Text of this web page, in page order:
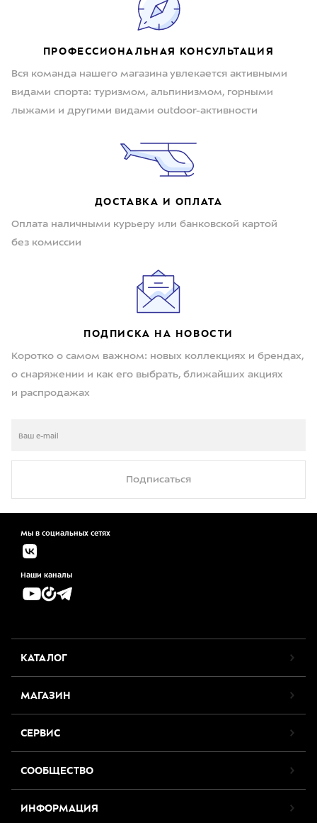
ПРОФЕССИОНАЛЬНАЯ КОНСУЛЬТАЦИЯ
Вся команда нашего магазина увлекается активными
видами спорта: туризмом, альпинизмом, горными
лыжами и другими видами outdoor-активности
ДОСТАВКА И ОПЛАТА
Оплата наличными курьеру или банковской картой
без комиссии
ПОДПИСКА НА НОВОСТИ
Коротко о самом важном: новых коллекциях и брендах,
о снаряжении и как его выбрать, ближайших акциях
и распродажах
Подписаться
Мы в социальных сетях
Наши каналы
КАТАЛОГ
МАГАЗИН
СЕРВИС
СООБЩЕСТВО
ИНФОРМАЦИЯ